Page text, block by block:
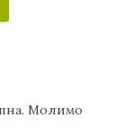
Молимо